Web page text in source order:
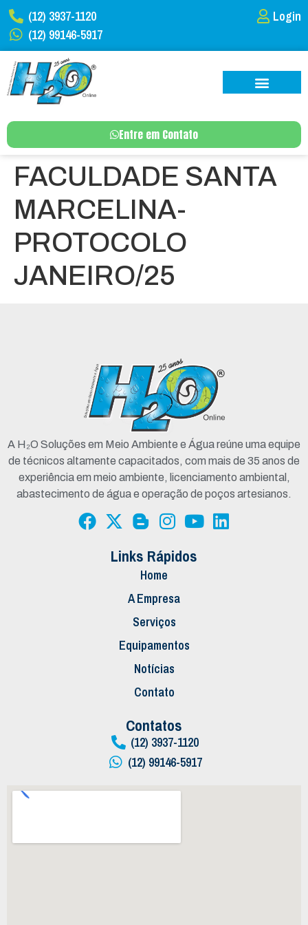
(12) 3937-1120
(12) 99146-5917
Login
Entre em Contato
FACULDADE SANTA
MARCELINA-
PROTOCOLO
JANEIRO/25
A H₂O Soluções em Meio Ambiente e Água reúne uma equipe
de técnicos altamente capacitados, com mais de 35 anos de
experiência em meio ambiente, licenciamento ambiental,
abastecimento de água e operação de poços artesianos.
Links Rápidos
Home
A Empresa
Serviços
Equipamentos
Notícias
Contato
Contatos
(12) 3937-1120
(12) 99146-5917